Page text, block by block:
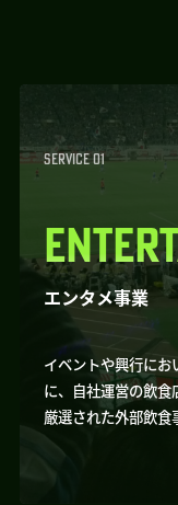
SERVICE 01
エンタメ事業
イベントや興行にお
に、自社運営の飲食
厳選された外部飲食